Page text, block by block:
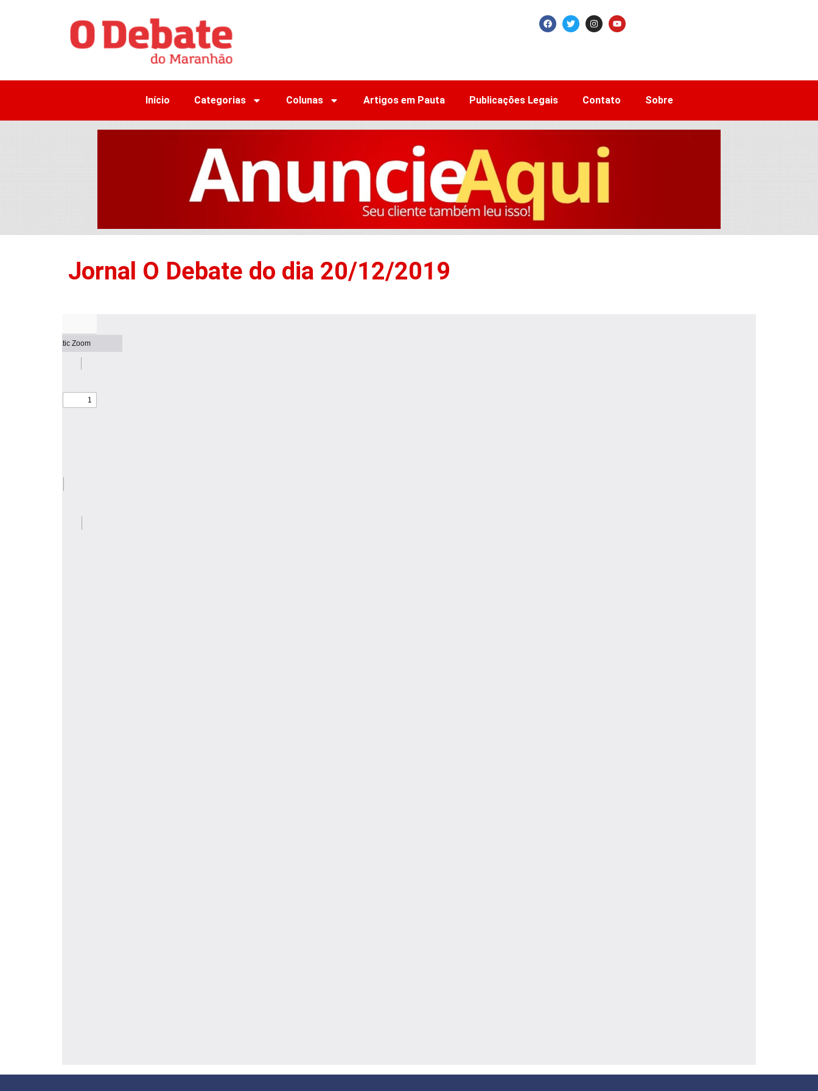
Início Categorias Colunas Artigos em Pauta Publicações Legais Contato Sobre
Jornal O Debate do dia 20/12/2019